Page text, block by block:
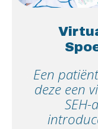
Een
deze een